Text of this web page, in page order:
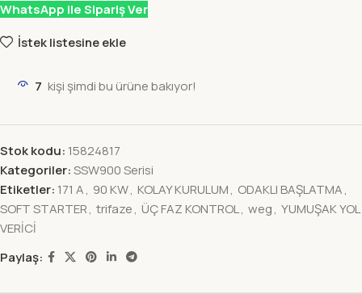
WhatsApp ile Sipariş Ver
İstek listesine ekle
7 kişi şimdi bu ürüne bakıyor!
Stok kodu: 15824817
Kategoriler:SSW900 Serisi
Etiketler: 171 A, 90 KW, KOLAY KURULUM, ODAKLI BAŞLATMA,
SOFT STARTER, trifaze, ÜÇ FAZ KONTROL, weg, YUMUŞAK YOL
VERİCİ
Paylaş: